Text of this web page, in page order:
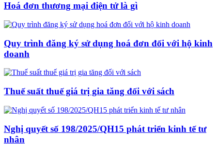
Hoá đơn thương mại điện tử là gì
Quy trình đăng ký sử dụng hoá đơn đối với hộ kinh
doanh
Thuế suất thuế giá trị gia tăng đối với sách
Nghị quyết số 198/2025/QH15 phát triển kinh tế tư
nhân